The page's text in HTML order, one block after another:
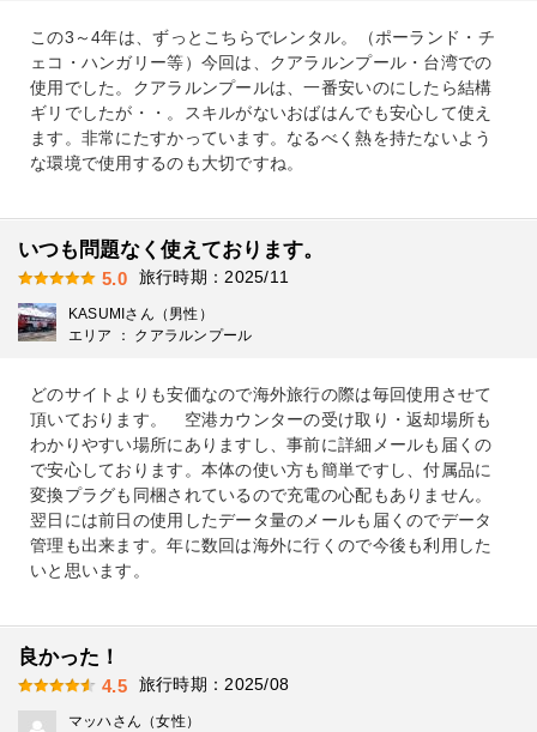
この3～4年は、ずっとこちらでレンタル。（ポーランド・チ
ェコ・ハンガリー等）今回は、クアラルンプール・台湾での
使用でした。クアラルンプールは、一番安いのにしたら結構
ギリでしたが・・。スキルがないおばはんでも安心して使え
ます。非常にたすかっています。なるべく熱を持たないよう
な環境で使用するのも大切ですね。
いつも問題なく使えております。
5.0 旅行時期：2025/11
KASUMIさん（男性）
エリア ： クアラルンプール
どのサイトよりも安価なので海外旅行の際は毎回使用させて
頂いております。 空港カウンターの受け取り・返却場所も
わかりやすい場所にありますし、事前に詳細メールも届くの
で安心しております。本体の使い方も簡単ですし、付属品に
変換プラグも同梱されているので充電の心配もありません。
翌日には前日の使用したデータ量のメールも届くのでデータ
管理も出来ます。年に数回は海外に行くので今後も利用した
いと思います。
良かった！
4.5 旅行時期：2025/08
マッハさん（女性）